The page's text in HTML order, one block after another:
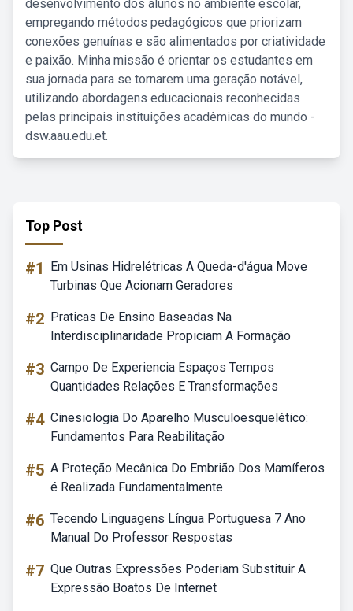
desenvolvimento dos alunos no ambiente escolar,
empregando métodos pedagógicos que priorizam
conexões genuínas e são alimentados por criatividade
e paixão. Minha missão é orientar os estudantes em
sua jornada para se tornarem uma geração notável,
utilizando abordagens educacionais reconhecidas
pelas principais instituições acadêmicas do mundo -
dsw.aau.edu.et.
Top Post
#1
Em Usinas Hidrelétricas A Queda-d'água Move
Turbinas Que Acionam Geradores
#2 Praticas De Ensino Baseadas Na
Interdisciplinaridade Propiciam A Formação
#3 Campo De Experiencia Espaços Tempos
Quantidades Relações E Transformações
#4 Cinesiologia Do Aparelho Musculoesquelético:
Fundamentos Para Reabilitação
#5 A Proteção Mecânica Do Embrião Dos Mamíferos
é Realizada Fundamentalmente
#6 Tecendo Linguagens Língua Portuguesa 7 Ano
Manual Do Professor Respostas
#7 Que Outras Expressões Poderiam Substituir A
Expressão Boatos De Internet